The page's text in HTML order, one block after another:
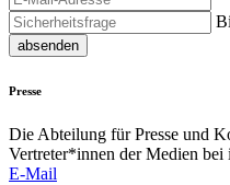
absenden
Presse
Die Abteilung für Presse und
Vertreter*innen der Medien bei
E-Mail